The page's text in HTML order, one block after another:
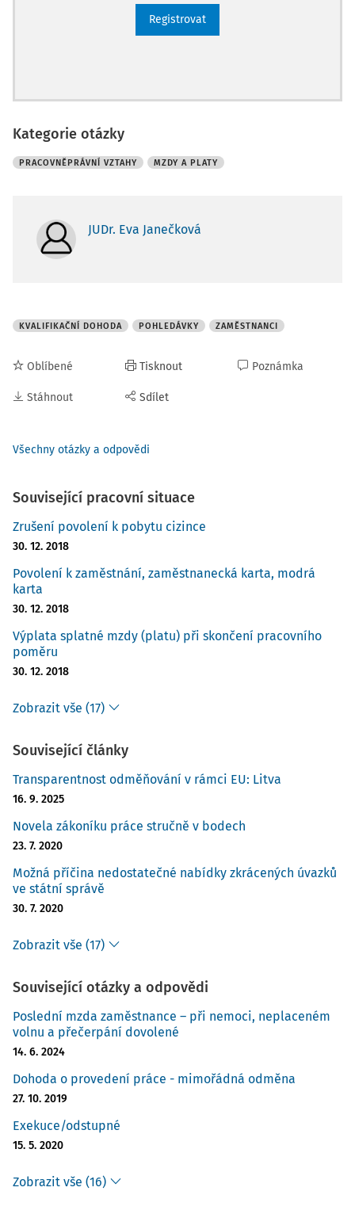
Registrovat
Kategorie otázky
PRACOVNĚPRÁVNÍ VZTAHY MZDY A PLATY
JUDr. Eva Janečková
KVALIFIKAČNÍ DOHODA POHLEDÁVKY ZAMĚSTNANCI
Oblíbené
Stáhnout
Tisknout
Sdílet
Poznámka
Všechny otázky a odpovědi
Související pracovní situace
Zrušení povolení k pobytu cizince
30. 12. 2018
Povolení k zaměstnání, zaměstnanecká karta, modrá
karta
30. 12. 2018
Výplata splatné mzdy (platu) při skončení pracovního
poměru
30. 12. 2018
Zobrazit vše (17)
Související články
Transparentnost odměňování v rámci EU: Litva
16. 9. 2025
Novela zákoníku práce stručně v bodech
23. 7. 2020
Možná příčina nedostatečné nabídky zkrácených úvazků
ve státní správě
30. 7. 2020
Zobrazit vše (17)
Související otázky a odpovědi
Poslední mzda zaměstnance – při nemoci, neplaceném
volnu a přečerpání dovolené
14. 6. 2024
Dohoda o provedení práce - mimořádná odměna
27. 10. 2019
Exekuce/odstupné
15. 5. 2020
Zobrazit vše (16)